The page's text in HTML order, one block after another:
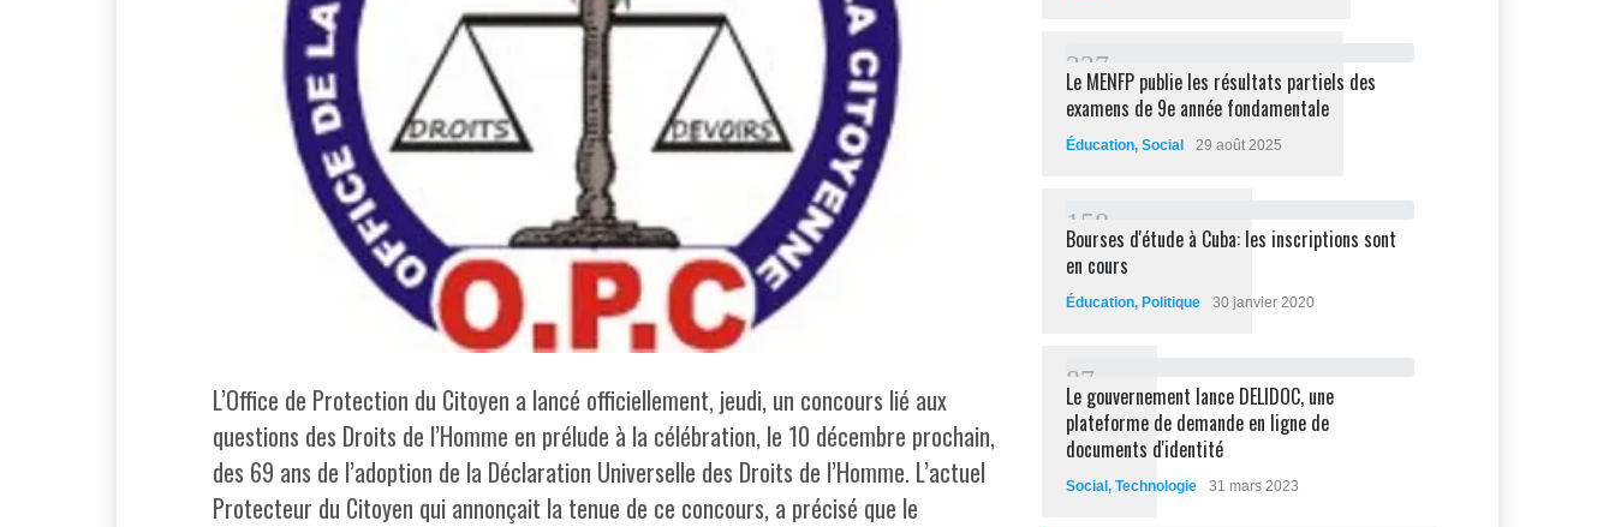
L’Office de Protection du Citoyen a lancé officiellement, jeudi, un concours lié aux
questions des Droits de l’Homme en prélude à la célébration, le 10 décembre prochain,
des 69 ans de l’adoption de la Déclaration Universelle des Droits de l’Homme. L’actuel
Protecteur du Citoyen qui annonçait la tenue de ce concours, a précisé que le
227
Le MENFP publie les résultats partiels des
examens de 9e année fondamentale
Éducation, Social 29 août 2025
1 58
Bourses d'étude à Cuba: les inscriptions sont
en cours
Éducation, Politique 30 janvier 2020
87
Le gouvernement lance DELIDOC, une
plateforme de demande en ligne de
documents d'identité
Social , Technologie 31 mars 2023